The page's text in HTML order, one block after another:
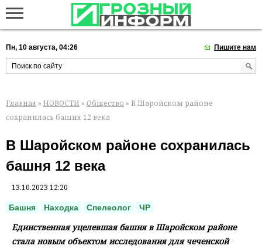
Пн, 10 августа, 04:26 Пишите нам
Главная » НОВОСТИ » Общество » В Шаройском районе
сохранилась башня 12 века
В Шаройском районе сохранилась
башня 12 века
13.10.2023 12:20
Башня Находка Спелеолог ЧР
Единственная уцелевшая башня в Шаройском районе
стала новым объектом исследования для чеченской